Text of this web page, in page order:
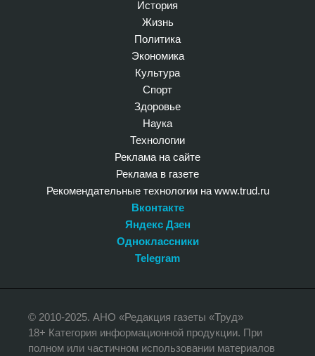
История
Жизнь
Политика
Экономика
Культура
Спорт
Здоровье
Наука
Технологии
Реклама на сайте
Реклама в газете
Рекомендательные технологии на www.trud.ru
Вконтакте
Яндекс Дзен
Одноклассники
Telegram
© 2010-2025. АНО «Редакция газеты «Труд»
18+ Категория информационной продукции. При
полном или частичном использовании материалов